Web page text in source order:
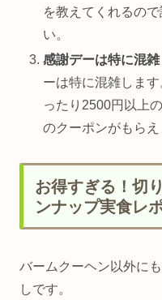
を教えてくれるの
い。
感謝デーは特に混雑
ーは特に混雑しま
ったり2500円以上
のクーポンがもらえ
お得すぎる！切
ンナップ実食レ
バームクーヘン以外に
しです。